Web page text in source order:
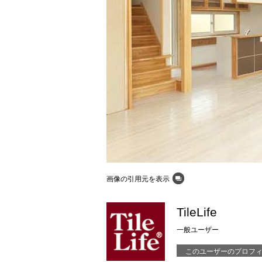
画像の引用元を表示
TileLife
一般ユーザー
このユーザーのプロフ